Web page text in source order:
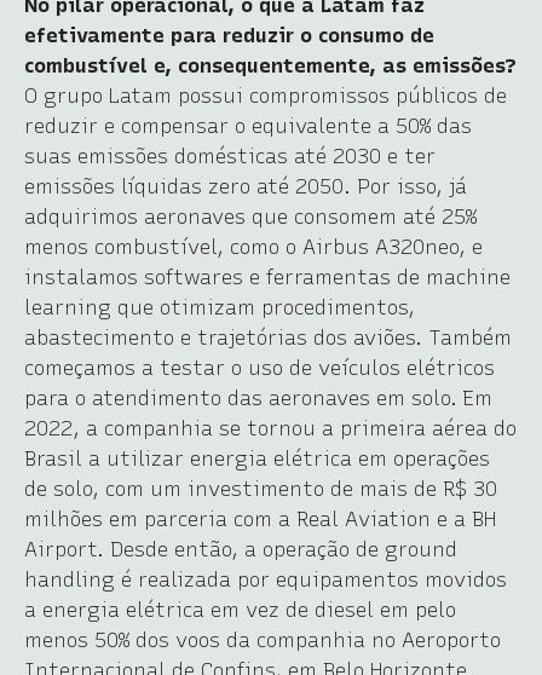
No pilar operacional, o que a Latam faz
efetivamente para reduzir o consumo de
combustível e, consequentemente, as emissões?
O grupo Latam possui compromissos públicos de
reduzir e compensar o equivalente a 50% das
suas emissões domésticas até 2030 e ter
emissões líquidas zero até 2050. Por isso, já
adquirimos aeronaves que consomem até 25%
menos combustível, como o Airbus A320neo, e
instalamos softwares e ferramentas de machine
learning que otimizam procedimentos,
abastecimento e trajetórias dos aviões. Também
começamos a testar o uso de veículos elétricos
para o atendimento das aeronaves em solo. Em
2022, a companhia se tornou a primeira aérea do
Brasil a utilizar energia elétrica em operações
de solo, com um investimento de mais de R$ 30
milhões em parceria com a Real Aviation e a BH
Airport. Desde então, a operação de ground
handling é realizada por equipamentos movidos
a energia elétrica em vez de diesel em pelo
menos 50% dos voos da companhia no Aeroporto